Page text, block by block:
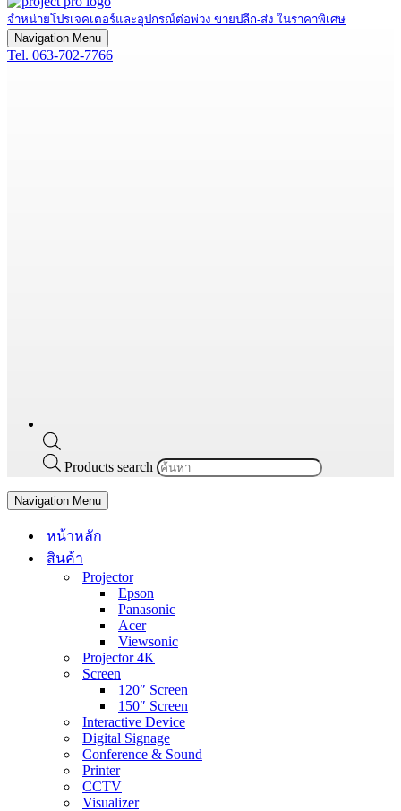
จำหน่ายโปรเจคเตอร์และอุปกรณ์ต่อพ่วง ขายปลีก-ส่ง ในราคาพิเศษ
Navigation Menu
Tel. 063-702-7766
Products search
Navigation Menu
หน้าหลัก
สินค้า
Projector
Epson
Panasonic
Acer
Viewsonic
Projector 4K
Screen
120″ Screen
150″ Screen
Interactive Device
Digital Signage
Conference & Sound
Printer
CCTV
Visualizer